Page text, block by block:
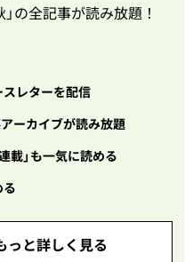
の全記事が読み放題！
レターを配信
ーカイブが読み放題
載」も一気に読める
っと詳しく見る